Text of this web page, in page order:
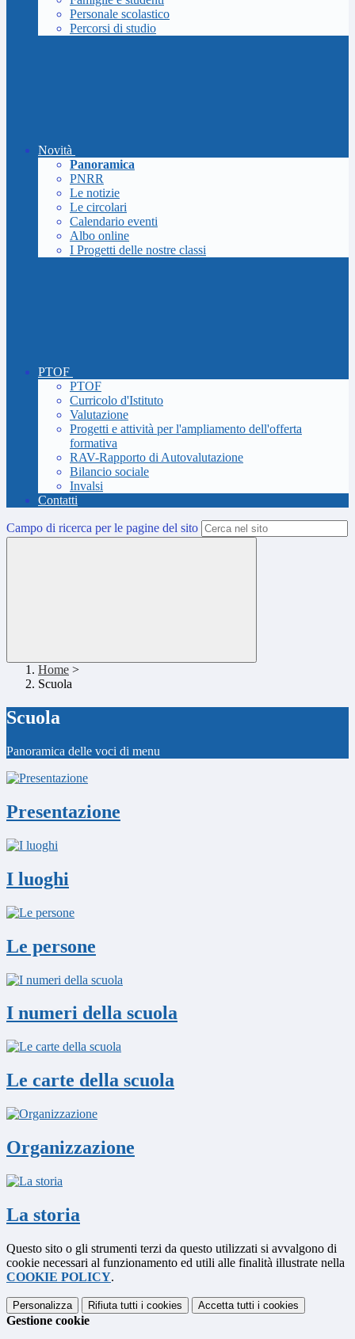
Personale scolastico
Percorsi di studio
Novità
Panoramica
PNRR
Le notizie
Le circolari
Calendario eventi
Albo online
I Progetti delle nostre classi
PTOF
PTOF
Curricolo d'Istituto
Valutazione
Progetti e attività per l'ampliamento dell'offerta
formativa
RAV-Rapporto di Autovalutazione
Bilancio sociale
Invalsi
Contatti
Campo di ricerca per le pagine del sito
Home >
Scuola
Scuola
Panoramica delle voci di menu
Presentazione
I luoghi
Le persone
I numeri della scuola
Le carte della scuola
Organizzazione
La storia
Questo sito o gli strumenti terzi da questo utilizzati si avvalgono di
cookie necessari al funzionamento ed utili alle finalità illustrate nella
COOKIE POLICY.
Personalizza Rifiuta tutti i cookies Accetta tutti i cookies
Gestione cookie